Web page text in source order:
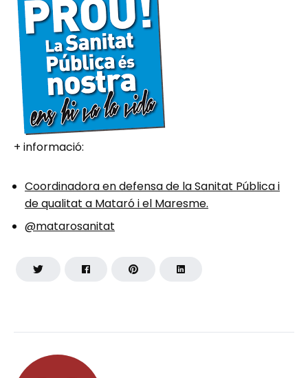
+ informació:
Coordinadora en defensa de la Sanitat Pública i
de qualitat a Mataró i el Maresme.
@matarosanitat